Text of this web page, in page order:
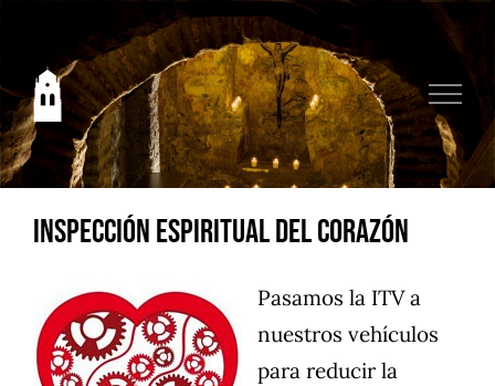
contenido
Inspección espiritual del corazón
Pasamos la ITV a
nuestros vehículos
para reducir la